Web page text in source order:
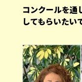
コンクールを通
してもらいたい